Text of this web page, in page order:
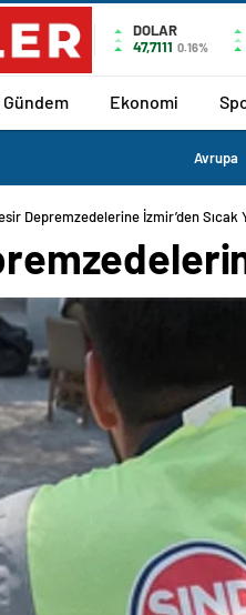
DOLAR
47,7111 0.16%
Gündem Ekonomi
Avrupa
Depremzedelerine İzmir’den Sıcak